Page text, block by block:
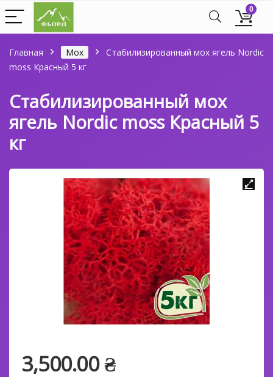
0
Главная Мох
Стабилизированный мох ягель Nordic
moss Красный 5 кг
Стабилизированный мох
ягель Nordic moss Красный 5
кг
3,500.00₴